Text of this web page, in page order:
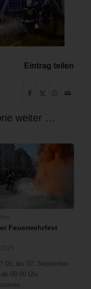
Eintrag teilen
weiter …
Feuerwehrfest
05. bis 07. September
09:00 Uhr